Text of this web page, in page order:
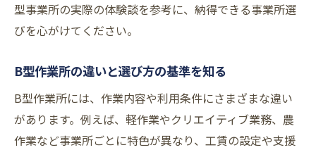
自分に合うB型作業所選びのための比較基準
就労継続支援B型選択時に利用者が重視する
型事業所の実際の体験談を参考に、納得できる事業所選
びを心がけてください。
B型作業所の違いと選び方の基準を知る
B型作業所には、作業内容や利用条件にさまざまな違い
があります。例えば、軽作業やクリエイティブ業務、農
作業など事業所ごとに特色が異なり、工賃の設定や支援